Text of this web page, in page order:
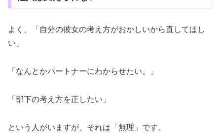
よく、「自分の彼女の考え方がおかしいから直してほし
い」
「なんとかパートナーにわからせたい。」
「部下の考え方を正したい」
という人がいますが、それは「無理」です。